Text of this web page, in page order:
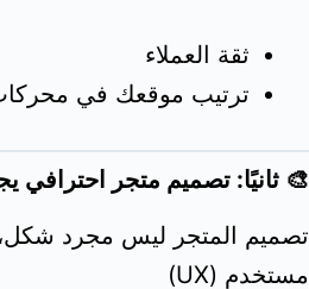
ثقة العملاء
ترتيب موقعك في
🎨 ثانيًا: تصميم متجر احترافي
تصميم المتجر ليس مجرد
مستخدم (UX)